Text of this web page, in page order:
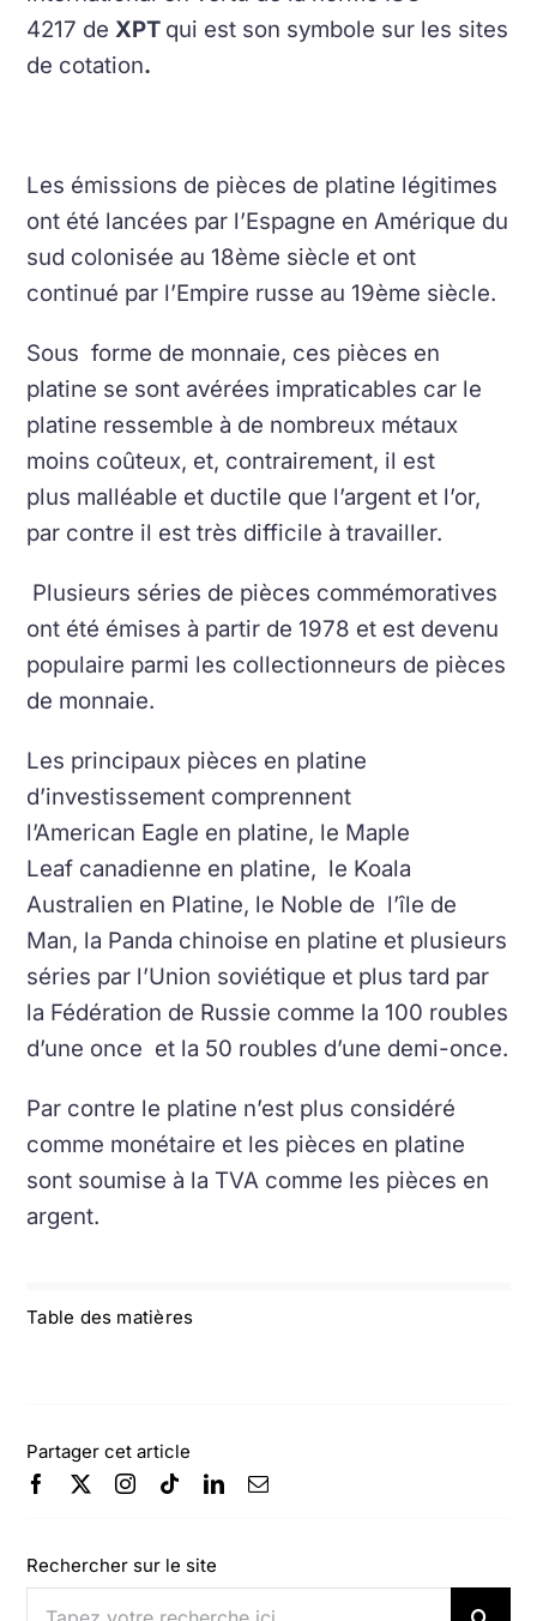
Table des matières
Partager cet article
Rechercher sur le site
4217 deXPT qui est son symbole sur les sites
de cotation.
Les émissions de pièces de platine légitimes
ont été lancées par l’Espagne en Amérique du
sud colonisée au 18ème siècle et ont
continué par l’Empire russe au 19ème siècle.
Sous forme de monnaie, ces pièces en
platine se sont avérées impraticables car le
platine ressemble à de nombreux métaux
moins coûteux, et, contrairement, il est
plus malléable et ductile que l’argent et l’or,
par contre il est très difficile à travailler.
Plusieurs séries de pièces commémoratives
ont été émises à partir de 1978 et est devenu
populaire parmi les collectionneurs de pièces
de monnaie.
Les principaux pièces en platine
d’investissement comprennent
l’American Eagle en platine, le Maple
Leaf canadienne en platine, le Koala
Australien en Platine, le Noble de l’île de
Man, la Panda chinoise en platine et plusieurs
séries par l’Union soviétique et plus tard par
la Fédération de Russie comme la 100 roubles
d’une once et la 50 roubles d’une demi-once.
Par contre le platine n’est plus considéré
comme monétaire et les pièces en platine
sont soumise à la TVA comme les pièces en
argent.